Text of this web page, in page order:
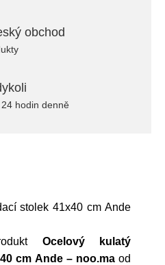
obchod
hodin denně
stolek 41x40 cm Ande
Ocelový kulatý
cm Ande – noo.maod